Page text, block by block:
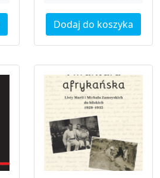
Dodaj do koszyka